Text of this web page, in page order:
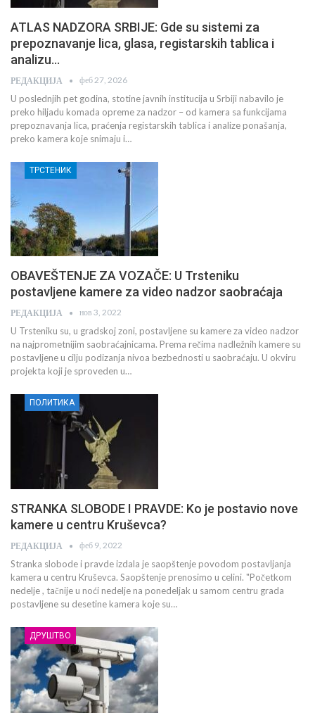
ATLAS NADZORA SRBIJE: Gde su sistemi za
prepoznavanje lica, glasa, registarskih tablica i
analizu…
РЕДАКЦИЈА феб 27, 2026
U poslednjih pet godina, stotine javnih institucija u Srbiji nabavilo je
preko hiljadu komada opreme za nadzor – od kamera sa funkcijama
prepoznavanja lica, praćenja registarskih tablica i analize ponašanja,
preko kamera koje snimaju i…
ТРСТЕНИК
OBAVEŠTENJE ZA VOZAČE: U Trsteniku
postavljene kamere za video nadzor saobraćaja
РЕДАКЦИЈА нов 3, 2022
U Trsteniku su, u gradskoj zoni, postavljene su kamere za video nadzor
na najprometnijim saobraćajnicama. Prema rečima nadležnih kamere su
postavljene u cilju podizanja nivoa bezbednosti u saobraćaju. U okviru
projekta koji je sproveden u…
ПОЛИТИКА
STRANKA SLOBODE I PRAVDE: Ko je postavio nove
kamere u centru Kruševca?
РЕДАКЦИЈА феб 9, 2022
Stranka slobode i pravde izdala je saopštenje povodom postavljanja
kamera u centru Kruševca. Saopštenje prenosimo u celini. "Početkom
nedelje , tačnije u noći nedelje na ponedeljak u samom centru grada
postavljene su desetine kamera koje su…
ДРУШТВО